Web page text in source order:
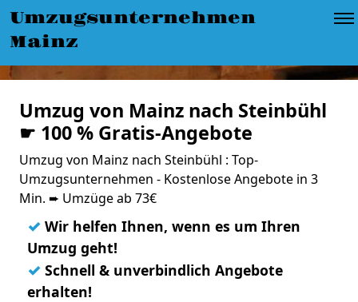
Umzugsunternehmen
Mainz
Umzug von Mainz nach Steinbühl
☛ 100 % Gratis-Angebote
Umzug von Mainz nach Steinbühl : Top-
Umzugsunternehmen - Kostenlose Angebote in 3
Min. ➨ Umzüge ab 73€
✓ Wir helfen Ihnen, wenn es um Ihren
Umzug geht!
✓ Schnell & unverbindlich Angebote
erhalten!